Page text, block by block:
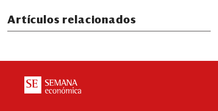
Artículos relacionados